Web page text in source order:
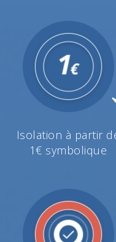
Isolation à partir
1€ symbolique